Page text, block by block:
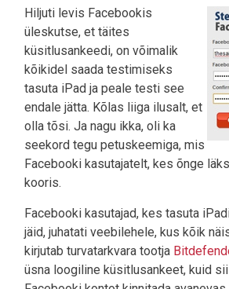
Hiljuti levis Facebookis
üleskutse, et täites
küsitlusankeedi, on võimalik
kõikidel saada testimiseks
tasuta iPad ja peale testi see
endale jätta. Kõlas liiga ilusalt, et
olla tõsi. Ja nagu ikka, oli ka
seekord tegu petuskeemiga, mis
Facebooki kasutajatelt, kes õnge
kooris.
Facebooki kasutajad, kes tasuta
jäid, juhatati veebilehele, kus kõik
kirjutab turvatarkvara tootja
üsna loogiline küsitlusankeet, kuid